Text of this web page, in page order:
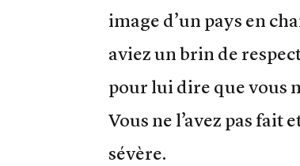
image d’un pays en
aviez un brin de
pour lui dire que vous
Vous ne l’avez pas fait
sévère.